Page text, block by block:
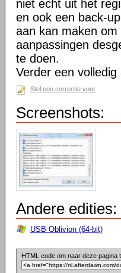
niet echt uit het
en ook een back-
aan kan maken om
aanpassingen
te doen.
Verder een
Stel een correctie voor
Screenshots:
Andere edities:
USB Oblivion (64-bit)
HTML code om naar deze pagina